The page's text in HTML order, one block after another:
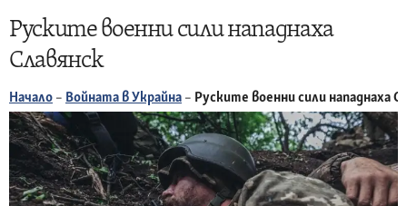
Руските военни сили нападнаха
Славянск
Начало – Войната в Украйна – Руските военни сили нападнаха